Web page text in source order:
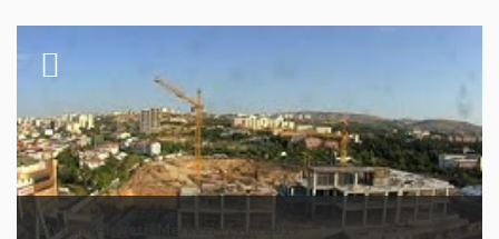
Elysium Alışveriş Merkezi - Eylül 2019